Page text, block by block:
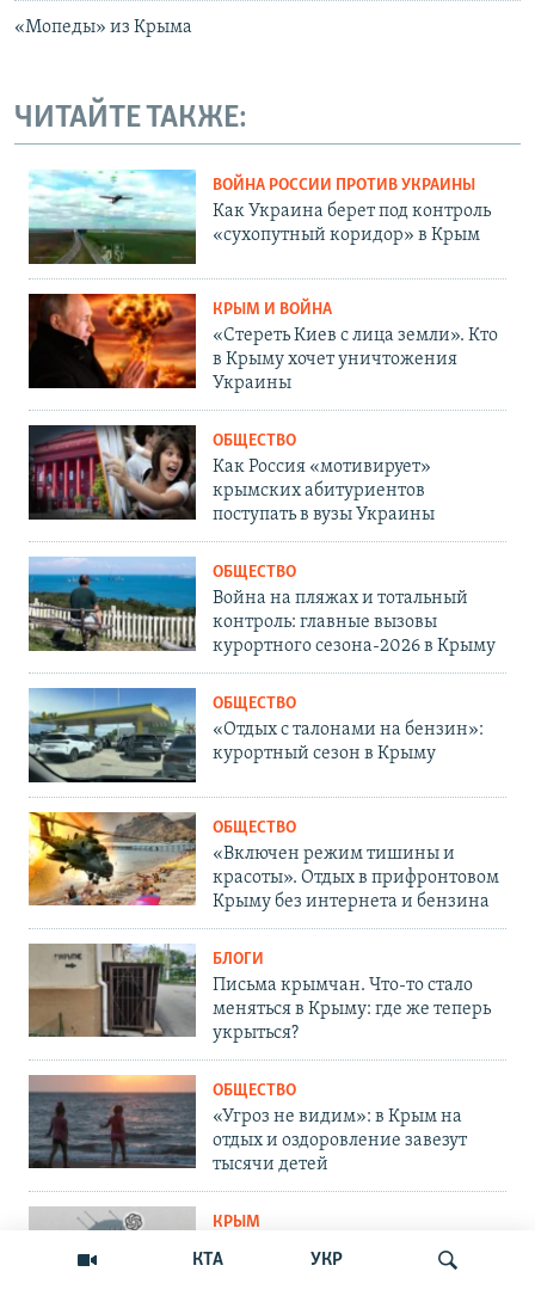
КТА УКР
«Мопеды» из Крыма
ЧИТАЙТЕ ТАКЖЕ:
ВОЙНА РОССИИ ПРОТИВ УКРАИНЫ
Как Украина берет под контроль
«сухопутный коридор» в Крым
КРЫМ И ВОЙНА
«Стереть Киев с лица земли». Кто
в Крыму хочет уничтожения
Украины
ОБЩЕСТВО
Как Россия «мотивирует»
крымских абитуриентов
поступать в вузы Украины
ОБЩЕСТВО
Война на пляжах и тотальный
контроль: главные вызовы
курортного сезона-2026 в Крыму
ОБЩЕСТВО
«Отдых с талонами на бензин»:
курортный сезон в Крыму
ОБЩЕСТВО
«Включен режим тишины и
красоты». Отдых в прифронтовом
Крыму без интернета и бензина
БЛОГИ
Письма крымчан. Что-то стало
меняться в Крыму: где же теперь
укрыться?
ОБЩЕСТВО
«Угроз не видим»: в Крым на
отдых и оздоровление завезут
тысячи детей
КРЫМ
«Горячая точка» на карте мира».
8 сценариев будущего Крыма от